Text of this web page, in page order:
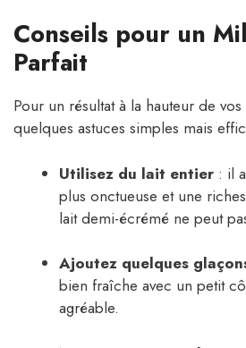
Conseils pour un
Parfait
Pour un résultat à la hauteur de
quelques astuces simples mais
Utilisez du lait entier : il
plus onctueuse et une
lait demi-écrémé ne peut
Ajoutez quelques
bien fraîche avec un petit
agréable.